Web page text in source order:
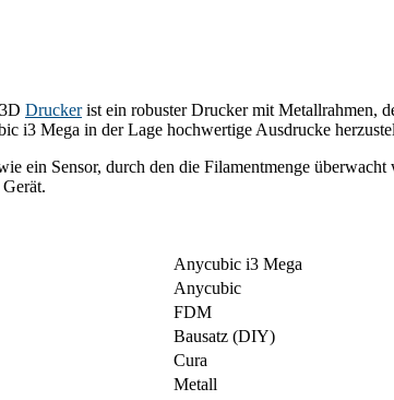
Druckerist ein robuster Drucker mit Metallrahmen,
i3 Mega in der Lage hochwertige Ausdrucke
ein Sensor, durch den die Filamentmenge
Anycubic i3 Mega
Anycubic
FDM
Bausatz (DIY)
Cura
Metall